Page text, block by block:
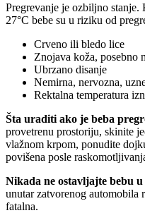
Pregrevanje je ozbiljno stanje.
27°C bebe su u riziku od
Crveno ili bledo lice
Znojava koža, posebno
Ubrzano disanje
Nemirna, nervozna,
Rektalna temperatura
Šta uraditi ako je beba
provetrenu prostoriju, skinite
vlažnom krpom, ponudite
povišena posle
Nikada ne ostavljajte bebu
unutar zatvorenog automobila
fatalna.